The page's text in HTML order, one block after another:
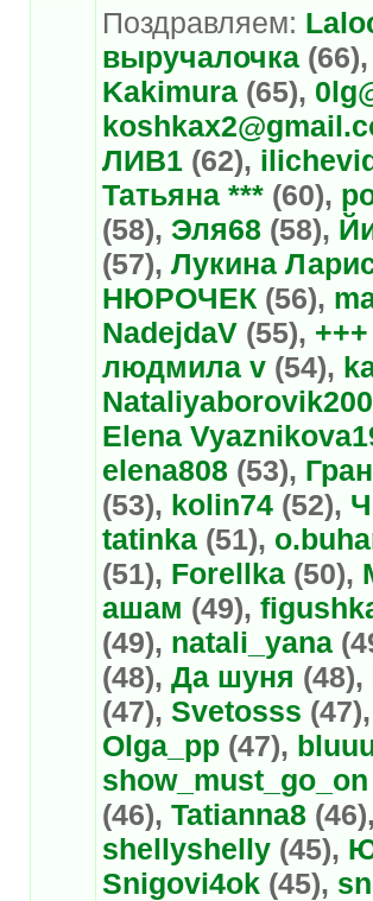
Поздравляем:
выручалочка (66),
Kakimura (65),
ЛИВ1 (62),
Татьяна *** (60),
(58), Эля68 (58),
(57), Лукина
НЮРОЧЕК (56),
NadejdaV (55), +++
людмила v (54),
Elena
elena808 (53),
(53), kolin74 (52),
tatinka (51),
(51), Forellka (50),
ашам (49),
(49), natali_yana
(48), Да шуня (48),
(47), Svetosss (47),
Olga_pp (47),
show_must_go_on
(46), Tatianna8 (46),
shellyshelly (45),
Snigovi4ok (45),